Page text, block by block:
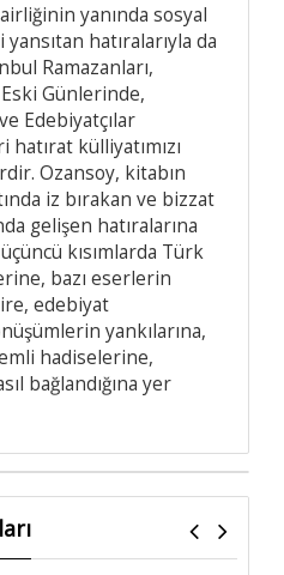
yanında sosyal
hatıralarıyla da
Ramazanları,
Günlerinde,
Edebiyatçılar
külliyatımızı
Ozansoy, kitabın
iz bırakan ve bizzat
gelişen hatıralarına
kısımlarda Türk
bazı eserlerin
edebiyat
yankılarına,
hadiselerine,
bağlandığına yer